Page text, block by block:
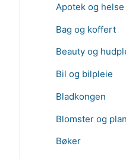
Apotek og helse
Bag og koffert
Beauty og
Bil og bilpleie
Bladkongen
Blomster og
Bøker